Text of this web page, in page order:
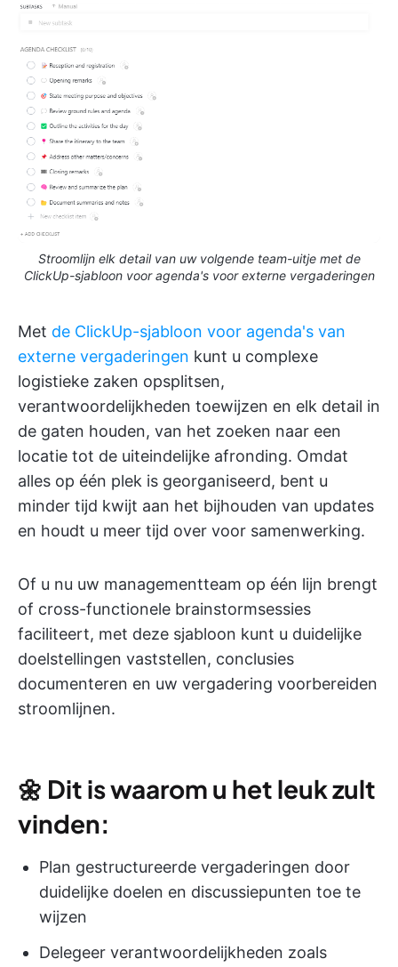
Stroomlijn elk detail van uw volgende team-uitje met de
ClickUp-sjabloon voor agenda's voor externe vergaderingen
Met de ClickUp-sjabloon voor agenda's van
externe vergaderingen kunt u complexe
logistieke zaken opsplitsen,
verantwoordelijkheden toewijzen en elk detail in
de gaten houden, van het zoeken naar een
locatie tot de uiteindelijke afronding. Omdat
alles op één plek is georganiseerd, bent u
minder tijd kwijt aan het bijhouden van updates
en houdt u meer tijd over voor samenwerking.
Of u nu uw managementteam op één lijn brengt
of cross-functionele brainstormsessies
faciliteert, met deze sjabloon kunt u duidelijke
doelstellingen vaststellen, conclusies
documenteren en uw vergadering voorbereiden
stroomlijnen.
🌼 Dit is waarom u het leuk zult
vinden:
Plan gestructureerde vergaderingen door
duidelijke doelen en discussiepunten toe te
wijzen
Delegeer verantwoordelijkheden zoals